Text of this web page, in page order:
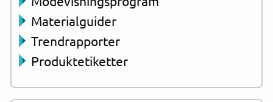
Materialguider
Trendrapporter
Produktetiketter